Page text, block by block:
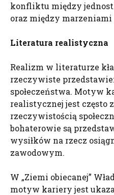
konfliktu między
oraz między
Literatura realistyczna
Realizm w literaturze
rzeczywiste
społeczeństwa. Motyw
realistycznej jest często
rzeczywistością
bohaterowie są
wysiłków na rzecz
zawodowym.
W „Ziemi obiecanej”
motyw kariery jest